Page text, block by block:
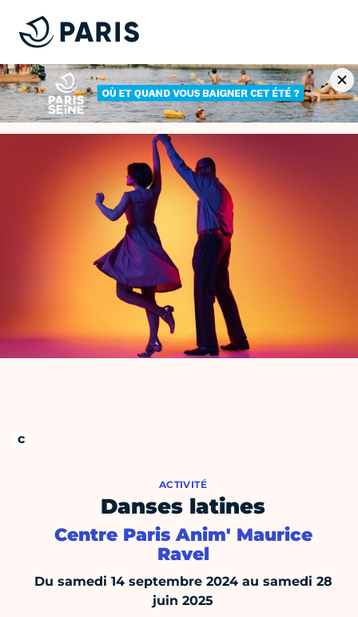
ACTIVITÉ
Danses latines
Centre Paris Anim' Maurice
Ravel
Du samedi 14 septembre 2024 au samedi 28
juin 2025